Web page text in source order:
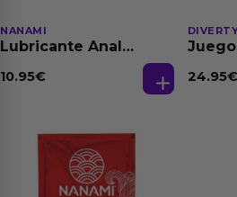
NANAMI
Lubricante Anal
Dilatación Base Agua
10.95€ 24.95€